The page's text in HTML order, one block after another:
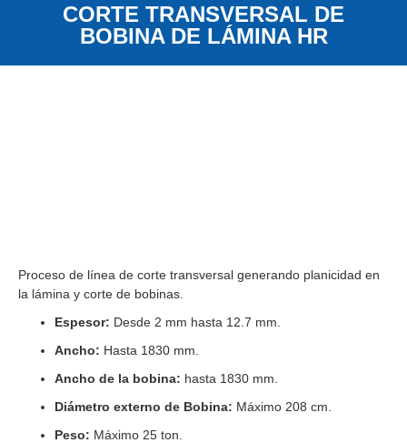
CORTE TRANSVERSAL DE
BOBINA DE LÁMINA HR
Proceso de línea de corte transversal generando planicidad en
la lámina y corte de bobinas.
Espesor: Desde 2 mm hasta 12.7 mm.
Ancho: Hasta 1830 mm.
Ancho de la bobina: hasta 1830 mm.
Diámetro externo de Bobina: Máximo 208 cm.
Peso: Máximo 25 ton.